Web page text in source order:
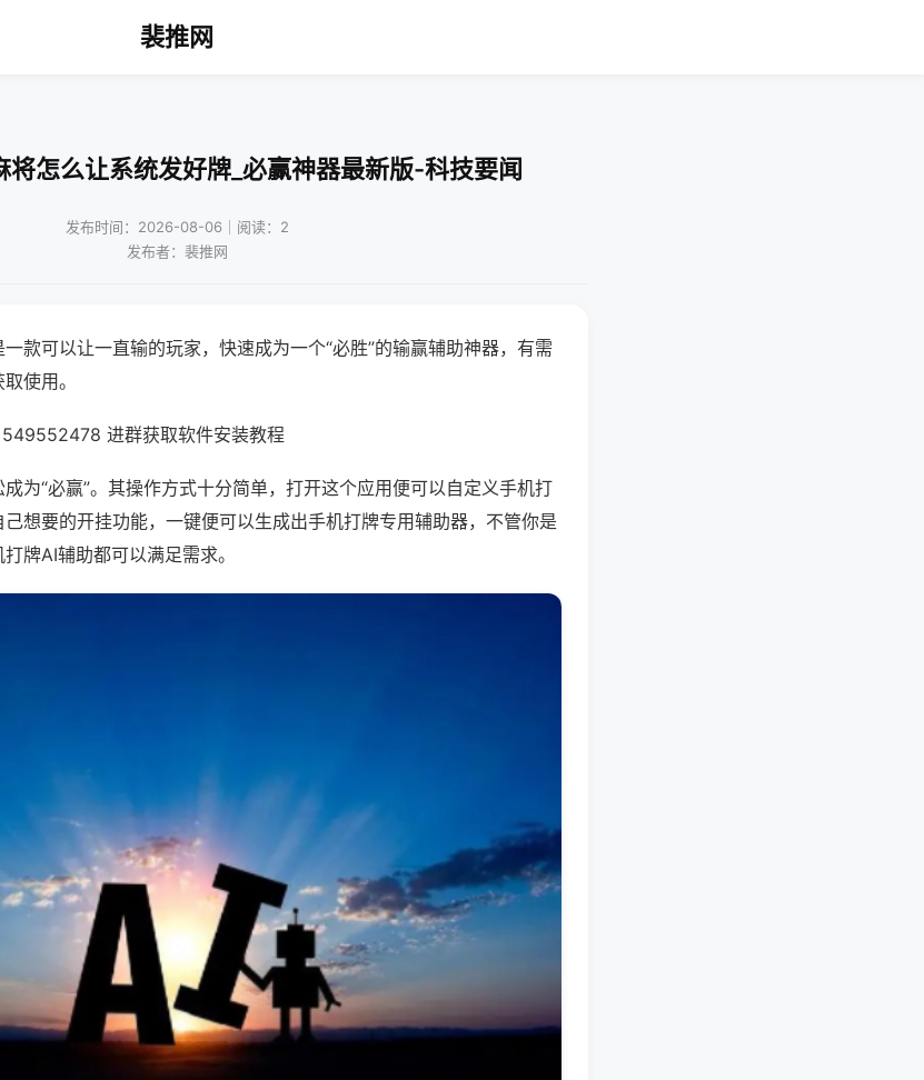
裴推网
将怎么让系统发好牌_必赢神器最新版-科技要闻
发布时间：2026-08-06｜阅读：2
发布者：裴推网
款可以让一直输的玩家，快速成为一个“必胜”的输赢辅助神器，有需
使用。
进群获取软件安装教程
为“必赢”。其操作方式十分简单，打开这个应用便可以自定义手机打
想要的开挂功能，一键便可以生成出手机打牌专用辅助器，不管你是
牌AI辅助都可以满足需求。